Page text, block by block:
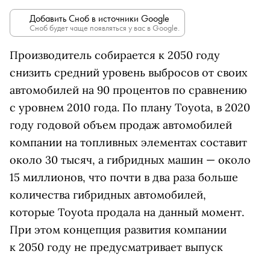
Добавить Сноб в источники Google
Сноб будет чаще появляться у вас в Google.
Производитель собирается к 2050 году
снизить средний уровень выбросов от своих
автомобилей на 90 процентов по сравнению
с уровнем 2010 года. По плану Toyota, в 2020
году годовой объем продаж автомобилей
компании на топливных элементах составит
около 30 тысяч, а гибридных машин — около
15 миллионов, что почти в два раза больше
количества гибридных автомобилей,
которые Toyota продала на данный момент.
При этом концепция развития компании
к 2050 году не предусматривает выпуск